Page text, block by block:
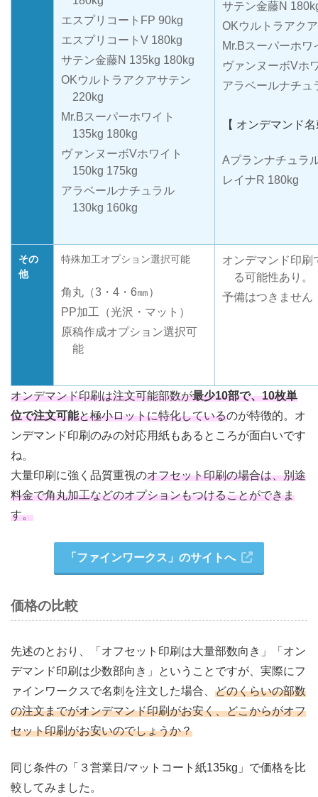
エスプリコートFP 90kg
エスプリコートV 180kg
サテン金藤N 135kg 180kg
OKウルトラアクアサテン
220kg
Mr.Bスーパーホワイト
135kg 180kg
ヴァンヌーボVホワイト
150kg 175kg
アラベールナチュラル
130kg 160kg
サテン金藤N
OKウルトラアク
Mr.Bスーパーホ
ヴァンヌーボVホ
アラベールナチュ
【 オンデマンド
Aプランナチュラ
レイナR 180kg
その
他
特殊加工オプション選択可能
角丸（3・4・6㎜）
PP加工（光沢・マット）
原稿作成オプション選択可
能
オンデマンド印刷
る可能性あり。
予備はつきません
オンデマンド印刷は注文可能部数が最少10部で、10枚単
位で注文可能と極小ロットに特化しているのが特徴的。オ
ンデマンド印刷のみの対応用紙もあるところが面白いです
ね。
大量印刷に強く品質重視のオフセット印刷の場合は、別途
料金で角丸加工などのオプションもつけることができま
す。
「ファインワークス」のサイトへ
価格の比較
先述のとおり、「オフセット印刷は大量部数向き」「オン
デマンド印刷は少数部向き」ということですが、実際にフ
ァインワークスで名刺を注文した場合、 どのくらいの部数
の注文までがオンデマンド印刷がお安く、どこからがオフ
セット印刷がお安いのでしょうか？
同じ条件の「３営業日/マットコート紙135kg」で価格を比
較してみました。